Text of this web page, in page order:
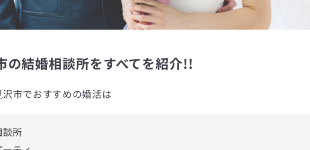
の結婚相談所をすべてを紹介!!
市でおすすめの婚活は
談所